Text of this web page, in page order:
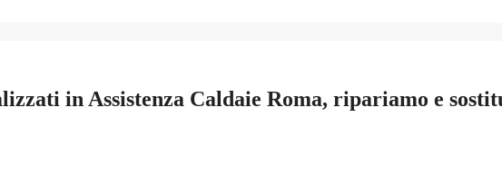
in Assistenza Caldaie Roma, ripariamo e